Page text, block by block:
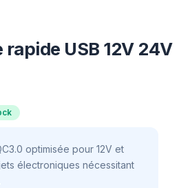
USB 12V 24V
optimisée pour 12V et
électroniques nécessitant